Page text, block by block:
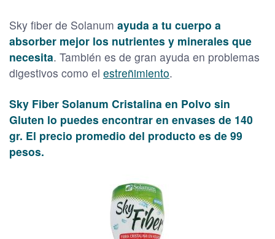
Sky fiber de Solanum ayuda a tu cuerpo a
absorber mejor los nutrientes y minerales que
necesita. También es de gran ayuda en problemas
digestivos como el estreñimiento.
Sky Fiber Solanum Cristalina en Polvo sin
Gluten lo puedes encontrar en envases de 140
gr. El precio promedio del producto es de 99
pesos.